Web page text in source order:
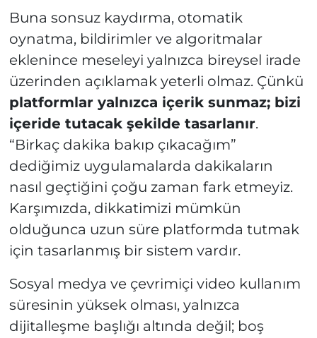
Buna sonsuz kaydırma, otomatik
oynatma, bildirimler ve algoritmalar
eklenince meseleyi yalnızca bireysel irade
üzerinden açıklamak yeterli olmaz. Çünkü
platformlar yalnızca içerik sunmaz; bizi
içeride tutacak şekilde tasarlanır.
“Birkaç dakika bakıp çıkacağım”
dediğimiz uygulamalarda dakikaların
nasıl geçtiğini çoğu zaman fark etmeyiz.
Karşımızda, dikkatimizi mümkün
olduğunca uzun süre platformda tutmak
için tasarlanmış bir sistem vardır.
Sosyal medya ve çevrimiçi video kullanım
süresinin yüksek olması, yalnızca
dijitalleşme başlığı altında değil; boş